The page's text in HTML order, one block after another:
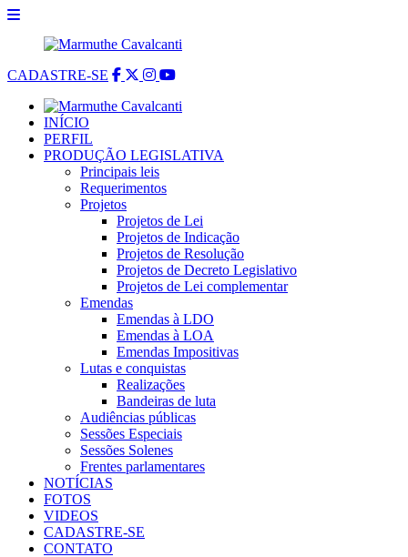
CADASTRE-SE
INÍCIO
PERFIL
PRODUÇÃO LEGISLATIVA
Principais leis
Requerimentos
Projetos
Projetos de Lei
Projetos de Indicação
Projetos de Resolução
Projetos de Decreto Legislativo
Projetos de Lei complementar
Emendas
Emendas à LDO
Emendas à LOA
Emendas Impositivas
Lutas e conquistas
Realizações
Bandeiras de luta
Audiências públicas
Sessões Especiais
Sessões Solenes
Frentes parlamentares
NOTÍCIAS
FOTOS
VIDEOS
CADASTRE-SE
CONTATO